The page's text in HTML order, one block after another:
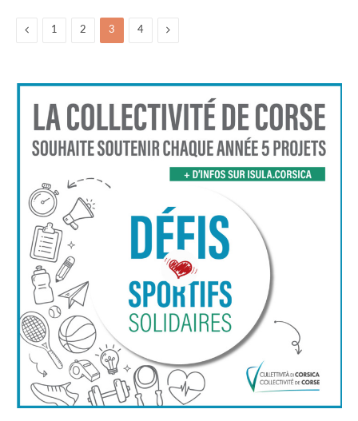
Previous
1 2 3 4 Suivant